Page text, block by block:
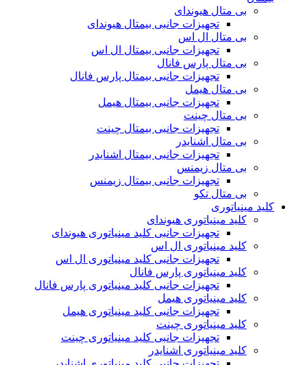
بی متال هیوندای
تجهیزات جانبی بیمتال هیوندای
بی متال ال اس
تجهیزات جانبی بیمتال ال اس
بی متال پارس فانال
تجهیزات جانبی بیمتال پارس فانال
بی متال هیمل
تجهیزات جانبی بیمتال هیمل
بی متال چینت
تجهیزات جانبی بیمتال چینت
بی متال اشنایدر
تجهیزات جانبی بیمتال اشنایدر
بی متال زیمنس
تجهیزات جانبی بیمتال زیمنس
بی متال تکو
کلید مینیاتوری
کلید مینیاتوری هیوندای
تجهیزات جانبی کلید مینیاتوری هیوندای
کلید مینیاتوری ال اس
تجهیزات جانبی کلید مینیاتوری ال اس
کلید مینیاتوری پارس فانال
تجهیزات جانبی کلید مینیاتوری پارس فانال
کلید مینیاتوری هیمل
تجهیزات جانبی کلید مینیاتوری هیمل
کلید مینیاتوری چینت
تجهیزات جانبی کلید مینیاتوری چینت
کلید مینیاتوری اشنایدر